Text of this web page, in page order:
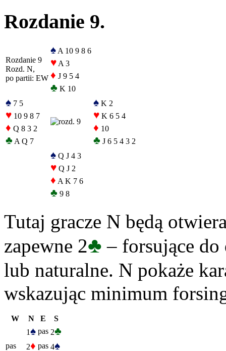
Rozdanie 9.
Rozdanie 9
Rozd. N,
po partii: EW
♠ A 10 9 8 6
♥ A 3
♦ J 9 5 4
♣ K 10
♠ 7 5
♥ 10 9 8 7
♦ Q 8 3 2
♣ A Q 7
♠ K 2
♥ K 6 5 4
♦ 10
♣ J 6 5 4 3 2
♠ Q J 4 3
♥ Q J 2
♦ A K 7 6
♣ 9 8
Tutaj gracze N będą
zapewne 2♣ – forsujące do
lub naturalne. N pokaże
wskazując minimum
W N E
S
1♠ pas 2♣
pas 2♦ pas 4♠